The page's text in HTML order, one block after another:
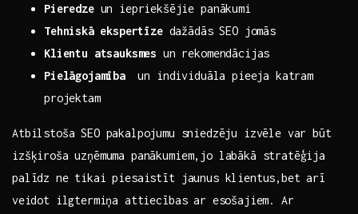
Pieredzeun iepriekšējie ‌panākumi
Tehniskā ⁤ekspertīzedažādās SEO jomās
Klientu atsauksmes un rekomendācijas
Pielāgojamība⁢ un individuāla pieeja katram⁢
projektam
Atbilstoša SEO pakalpojumu ⁤sniedzēju izvēle var būt
izšķiroša uzņēmuma panākumiem,jo​ labākā stratēģija
palīdz​ ne‍ tikai piesaistīt ‍jaunus klientus,bet arī
⁣veidot ilgtermiņa attiecības ar esošajiem. ‍Ar